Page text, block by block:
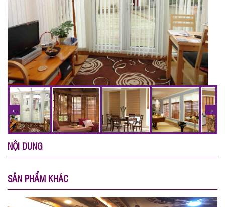
NỘI DUNG
SẢN PHẨM KHÁC